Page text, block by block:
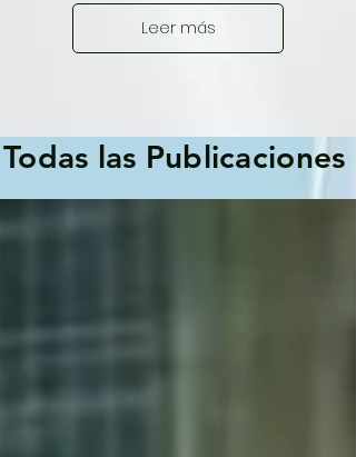
Leer más
Todas las Publicaciones